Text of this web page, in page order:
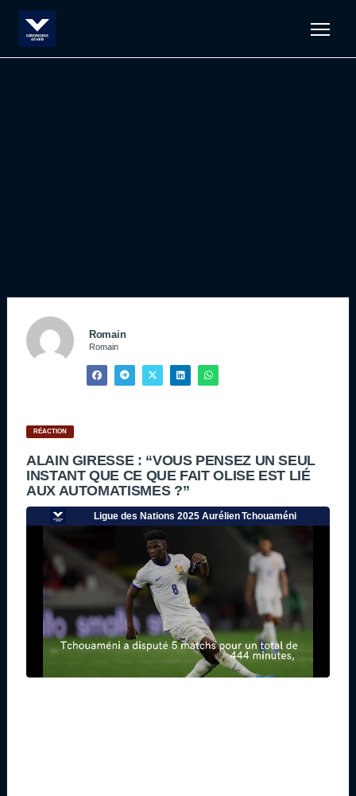
Romain
Romain
RÉACTION
ALAIN GIRESSE : “VOUS PENSEZ UN SEUL
INSTANT QUE CE QUE FAIT OLISE EST LIÉ
AUX AUTOMATISMES ?”